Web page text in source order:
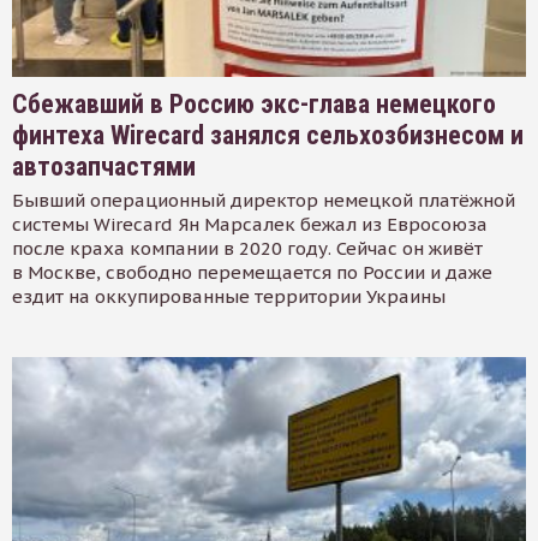
Сбежавший в Россию экс-глава немецкого
финтеха Wirecard занялся сельхозбизнесом и
автозапчастями
Бывший операционный директор немецкой платёжной
системы Wirecard Ян Марсалек бежал из Евросоюза
после краха компании в 2020 году. Сейчас он живёт
в Москве, свободно перемещается по России и даже
ездит на оккупированные территории Украины